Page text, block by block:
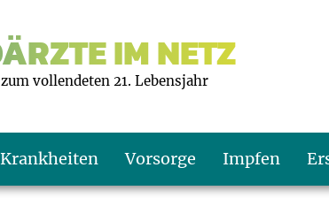
IM NETZ
vollendeten 21. Lebensjahr
Krankheiten Vorsorge Impfen